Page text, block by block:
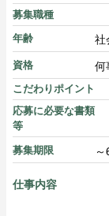
募集職種
年齢
社
資格 何
こだわりポイント
応募に必要な書類
等
募集期限
仕事内容